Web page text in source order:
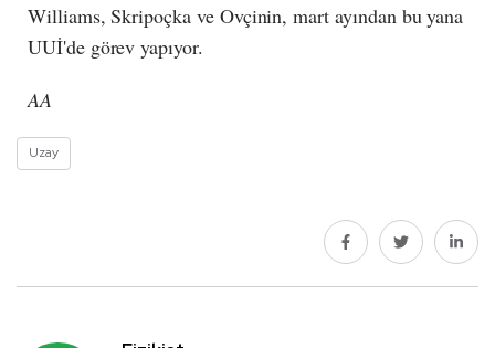
Williams, Skripoçka ve Ovçinin, mart ayından bu yana
UUİ'de görev yapıyor.
AA
Uzay